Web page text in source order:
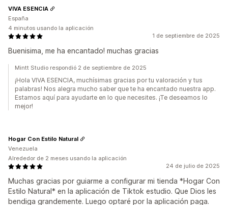
1 de septiembre de 2025
Buenisima, me ha encantado! muchas gracias
VIVA ESENCIA
España
4 minutos usando la aplicación
Mintt Studio respondió 2 de septiembre de 2025
¡Hola VIVA ESENCIA, muchísimas gracias por tu valoración y tus
palabras! Nos alegra mucho saber que te ha encantado nuestra app.
Estamos aquí para ayudarte en lo que necesites. ¡Te deseamos lo
mejor!
24 de julio de 2025
Muchas gracias por guiarme a configurar mi tienda *Hogar Con
Estilo Natural* en la aplicación de Tiktok estudio. Que Dios les
bendiga grandemente. Luego optaré por la aplicación paga.
Hogar Con Estilo Natural
Venezuela
Alrededor de 2 meses usando la aplicación